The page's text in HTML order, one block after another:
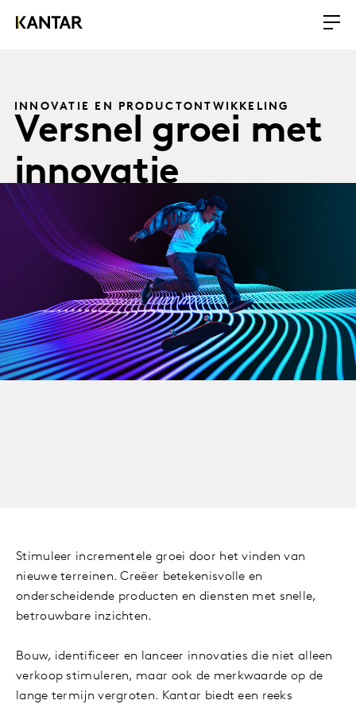
INNOVATIE EN PRODUCTONTWIKKELING
Versnel groei met
innovatie
Stimuleer incrementele groei door het vinden van
nieuwe terreinen. Creëer betekenisvolle en
onderscheidende producten en diensten met snelle,
betrouwbare inzichten.
Bouw, identificeer en lanceer innovaties die niet alleen
verkoop stimuleren, maar ook de merkwaarde op de
lange termijn vergroten. Kantar biedt een reeks